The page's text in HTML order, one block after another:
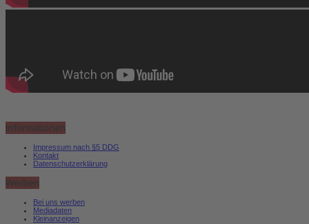
Informationen
Impressum nach §5 DDG
Kontakt
Datenschutzerklärung
Werben
Bei uns werben
Mediadaten
Kleinanzeigen